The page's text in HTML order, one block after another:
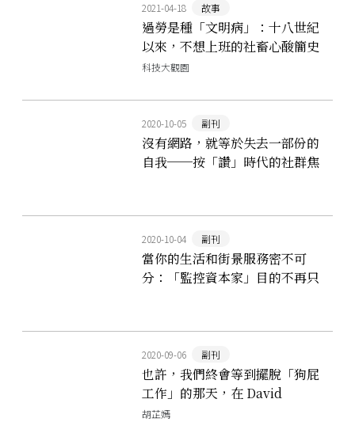
2021-04-18 故事
過勞是種「文明病」：十八世紀
以來，不想上班的社畜心酸簡史
科技大觀園
2020-10-05 副刊
沒有網路，就等於失去一部份的
自我──按「讚」時代的社群焦
2020-10-04 副刊
當你的生活和街景服務密不可
分：「監控資本家」目的不再只
2020-09-06 副刊
也許，我們終會等到擺脫「狗屁
工作」的那天，在 David
Graeber 辭世之後
胡芷嫣